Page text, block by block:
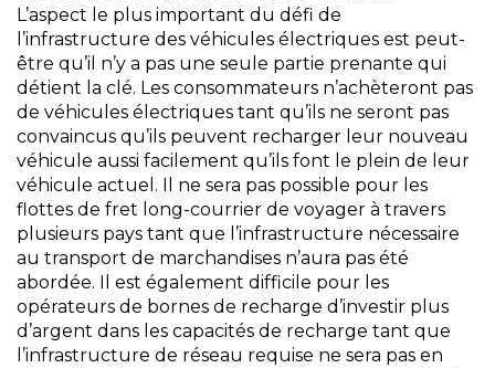
L’aspect le plus important du défi de
l’infrastructure des véhicules électriques est peut-
être qu’il n’y a pas une seule partie prenante qui
détient la clé. Les consommateurs n’achèteront pas
de véhicules électriques tant qu’ils ne seront pas
convaincus qu’ils peuvent recharger leur nouveau
véhicule aussi facilement qu’ils font le plein de leur
véhicule actuel. Il ne sera pas possible pour les
flottes de fret long-courrier de voyager à travers
plusieurs pays tant que l’infrastructure nécessaire
au transport de marchandises n’aura pas été
abordée. Il est également difficile pour les
opérateurs de bornes de recharge d’investir plus
d’argent dans les capacités de recharge tant que
l’infrastructure de réseau requise ne sera pas en